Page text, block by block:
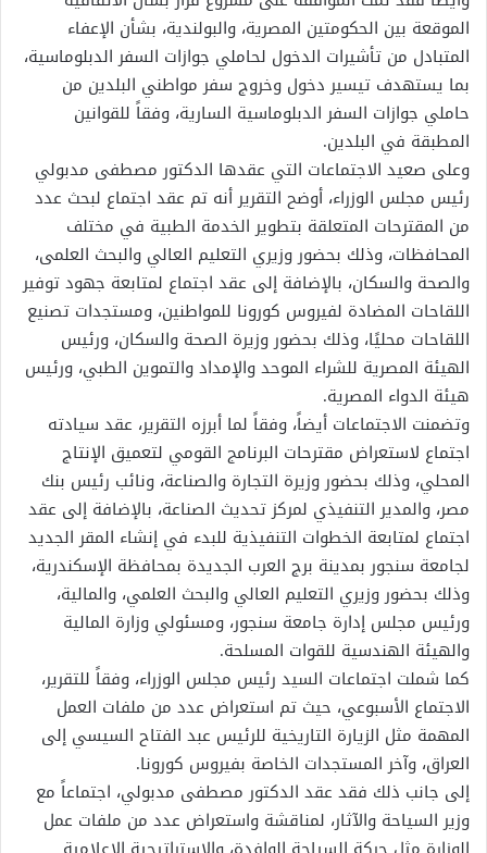
الموقعة بين الحكومتين المصرية، والبولندية، بشأن الإعفاء
المتبادل من تأشيرات الدخول لحاملي جوازات السفر الدبلوماسية،
بما يستهدف تيسير دخول وخروج سفر مواطني البلدين من
حاملي جوازات السفر الدبلوماسية السارية، وفقاً للقوانين
المطبقة في البلدين.
وعلى صعيد الاجتماعات التي عقدها الدكتور مصطفى مدبولي
رئيس مجلس الوزراء، أوضح التقرير أنه تم عقد اجتماع لبحث عدد
من المقترحات المتعلقة بتطوير الخدمة الطبية في مختلف
المحافظات، وذلك بحضور وزيري التعليم العالي والبحث العلمى،
والصحة والسكان، بالإضافة إلى عقد اجتماع لمتابعة جهود توفير
اللقاحات المضادة لفيروس كورونا للمواطنين، ومستجدات تصنيع
اللقاحات محليًا، وذلك بحضور وزيرة الصحة والسكان، ورئيس
الهيئة المصرية للشراء الموحد والإمداد والتموين الطبي، ورئيس
هيئة الدواء المصرية.
وتضمنت الاجتماعات أيضاً، وفقاً لما أبرزه التقرير، عقد سيادته
اجتماع لاستعراض مقترحات البرنامج القومي لتعميق الإنتاج
المحلي، وذلك بحضور وزيرة التجارة والصناعة، ونائب رئيس بنك
مصر، والمدير التنفيذي لمركز تحديث الصناعة، بالإضافة إلى عقد
اجتماع لمتابعة الخطوات التنفيذية للبدء في إنشاء المقر الجديد
لجامعة سنجور بمدينة برج العرب الجديدة بمحافظة الإسكندرية،
وذلك بحضور وزيري التعليم العالي والبحث العلمي، والمالية،
ورئيس مجلس إدارة جامعة سنجور، ومسئولي وزارة المالية
والهيئة الهندسية للقوات المسلحة.
كما شملت اجتماعات السيد رئيس مجلس الوزراء، وفقاً للتقرير،
الاجتماع الأسبوعي، حيث تم استعراض عدد من ملفات العمل
المهمة مثل الزيارة التاريخية للرئيس عبد الفتاح السيسي إلى
العراق، وآخر المستجدات الخاصة بفيروس كورونا.
إلى جانب ذلك فقد عقد الدكتور مصطفى مدبولي، اجتماعاً مع
وزير السياحة والآثار، لمناقشة واستعراض عدد من ملفات عمل